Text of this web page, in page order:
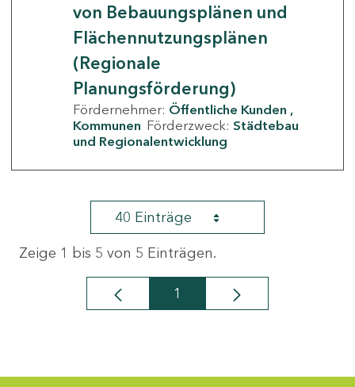
von Bebauungsplänen und
Flächennutzungsplänen
(Regionale
Planungsförderung)
Fördernehmer: Öffentliche Kunden
Kommunen Förderzweck: Städtebau
und Regionalentwicklung
40 Einträge
Zeige 1 bis 5 von 5 Einträgen.
Seite
1